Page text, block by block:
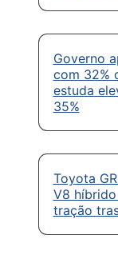
Governo
com 32%
estuda
35%
Toyota
V8
tração